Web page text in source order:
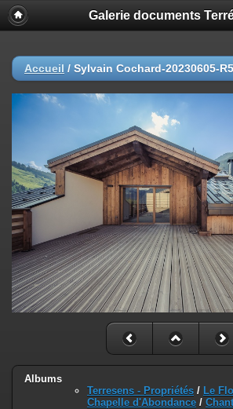
Galerie documents
Accueil / Sylvain Cochard-20230605-
Albums
Terresens - Propriétés / Le
Chapelle d'Abondance /